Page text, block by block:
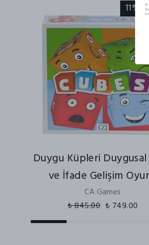
11%
Duygu Küpleri
ve İfade Gelişim
CA Games
₺ 845.00 ₺ 749.00